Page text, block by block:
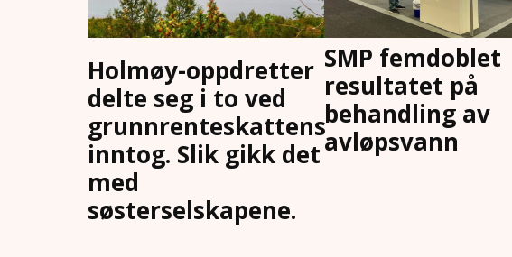
Holmøy-oppdretter
delte seg i to ved
grunnrenteskattens
inntog. Slik gikk det
med
søsterselskapene.
SMP femdoblet
resultatet på
behandling av
avløpsvann